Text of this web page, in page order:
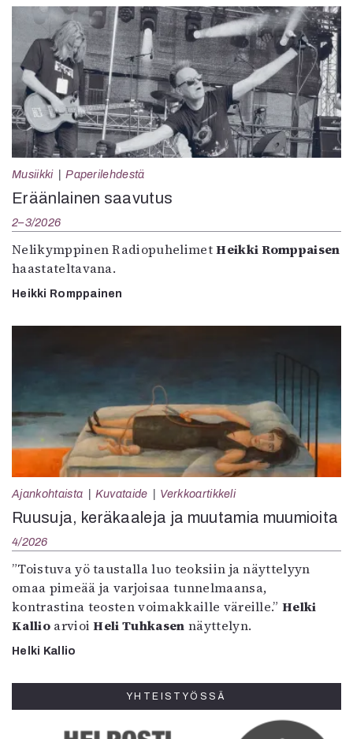
Musiikki Paperilehdestä
Eräänlainen saavutus
2–3/2026
Nelikymppinen RadiopuhelimetHeikki Romppaisen
haastateltavana.
Heikki Romppainen
Ajankohtaista Kuvataide Verkkoartikkeli
Ruusuja, keräkaaleja ja muutamia muumioita
4/2026
”Toistuva yö taustalla luo teoksiin ja näyttelyyn
omaa pimeää ja varjoisaa tunnelmaansa,
kontrastina teosten voimakkaille väreille.”Helki
KallioarvioiHeli Tuhkasen näyttelyn.
Helki Kallio
YHTEISTYÖSSÄ